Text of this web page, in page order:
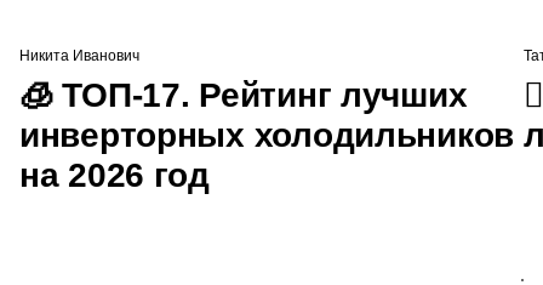
Никита Иванович
🧊 ТОП-17. Рейтинг лучших
инверторных холодильников
на 2026 год